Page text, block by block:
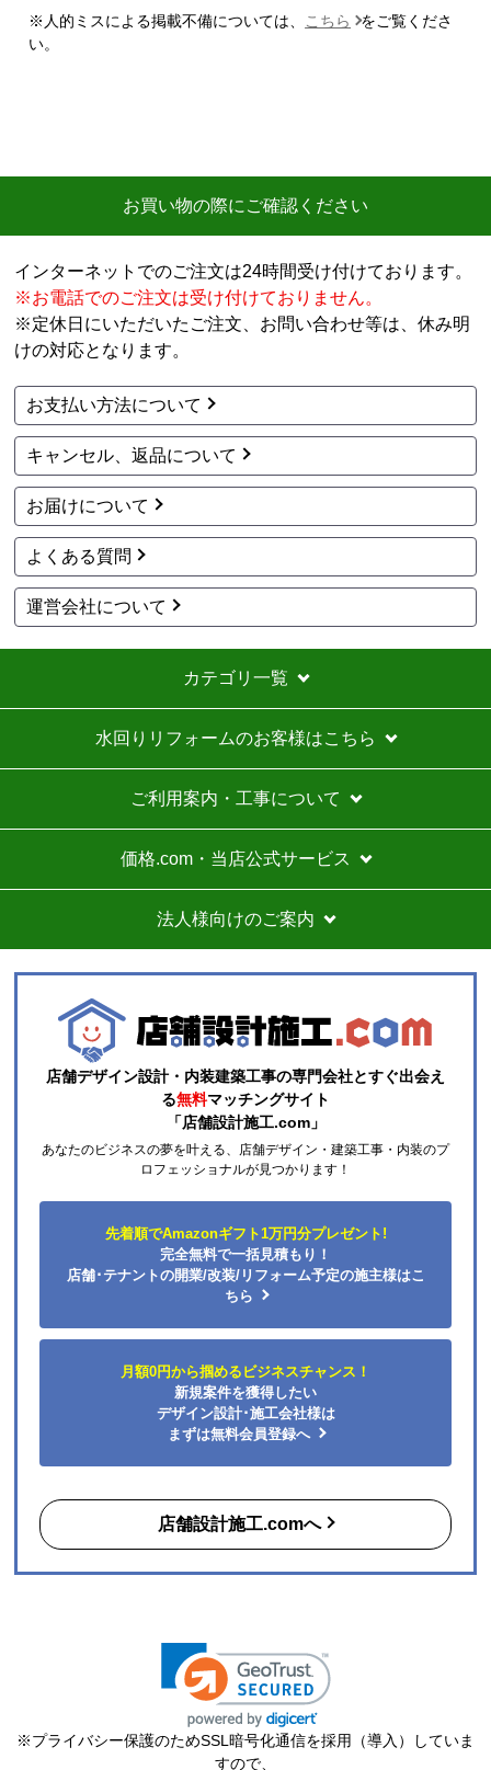
【注文からどのくらいで届きましたか？】
商品価格は安く、工事費で稼ぐ形。
い。
工事セットでは二度とつかわない
アト＠リエさん
2026年7月28日 17:11
欲しい商品をスムーズに注文できましたか？
はい
ショップからの連絡や対応は適切でしたか？
はい
予定の期日までに商品が届きましたか？
はい
商品の梱包は必要十分なものでしたか？
はい
またこのショップを利用したいですか？
いいえ
商品購入から入金連絡、工事日の指定、決定、商品の
到着等はスムーズでした。
総額的には高くなってしまったので、エアコンに限ら
ずこちらの会社からのリピはありません。
それと商品欄にもう少し細かく工事費の内訳を書いた
方がいいと思いました。
ひらり〜さん
2026年7月26日 12:54
欲しい商品をスムーズに注文できましたか？
予定の期日までに商品が届きましたか？
商品の梱包は必要十分なものでしたか？
またこのショップを利用したいですか？
【このショップを選んだ理由は？】
購入した時点で最安価格でした。また、このショップ
を以前利用したことがあり、対応がとても良かったの
【注文からどのくらいで届きましたか？】
【その他感想・コメント】
ショップ選らんだ理由でも述べましたが、注文から配
※人的ミスによる掲載不備については、 こちら
をご覧くださ
い。
お買い物の際にご確認ください
インターネットでのご注文は24時間受け付けております。
※お電話でのご注文は受け付けておりません。
※定休日にいただいたご注文、お問い合わせ等は、休み明
けの対応となります。
お支払い方法について
キャンセル、返品について
お届けについて
よくある質問
運営会社について
カテゴリ一覧
水回りリフォームのお客様はこちら
ご利用案内・工事について
価格.com・当店公式サービス
法人様向けのご案内
店舗デザイン設計・内装建築工事の専門会社とすぐ出会え
る無料マッチングサイト
「店舗設計施工.com」
あなたのビジネスの夢を叶える、店舗デザイン・建築工事・内装のプ
ロフェッショナルが見つかります！
先着順でAmazonギフト1万円分プレゼント!
完全無料で一括見積もり！
店舗･テナントの開業/改装/リフォーム予定の施主様はこ
ちら
月額0円から掴めるビジネスチャンス！
新規案件を獲得したい
デザイン設計･施工会社様は
まずは無料会員登録へ
店舗設計施工.comへ
※プライバシー保護のためSSL暗号化通信を採用（導入）していま
すので、